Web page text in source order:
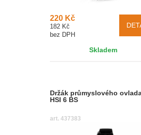
220 Kč
182 Kč
bez DPH
Skladem
Držák průmyslového
HSI 6 BS
art. 437383